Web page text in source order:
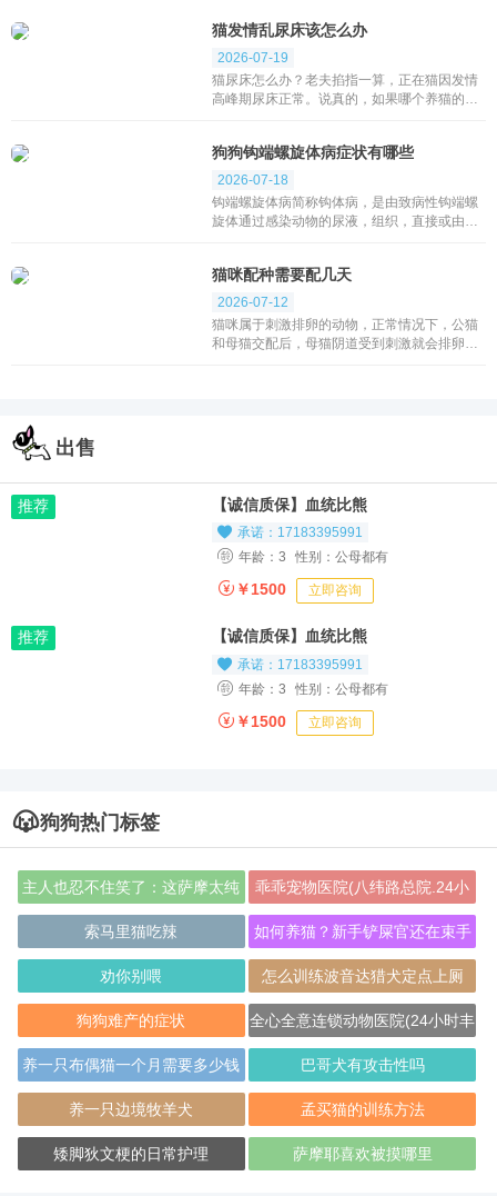
服。 母猫肚...
猫发情乱尿床该怎么办
2026-07-19
猫尿床怎么办？老夫掐指一算，正在猫因发情
高峰期尿床正常。说真的，如果哪个养猫的没
中一大劫难，渡...
狗狗钩端螺旋体病症状有哪些
2026-07-18
钩端螺旋体病简称钩体病，是由致病性钩端螺
旋体通过感染动物的尿液，组织，直接或由感
径钩端螺旋...
猫咪配种需要配几天
2026-07-12
猫咪属于刺激排卵的动物，正常情况下，公猫
和母猫交配后，母猫阴道受到刺激就会排卵，
出售
推荐 【诚信质保】血统比熊
承诺：17183395991
年龄：3
性别：公母都有
￥1500 立即咨询
推荐 【诚信质保】血统比熊
承诺：17183395991
年龄：3
性别：公母都有
￥1500 立即咨询
狗狗热门标签
主人也忍不住笑了：这萨摩太纯
了
乖乖宠物医院(八纬路总院.24小
时)
索马里猫吃辣
如何养猫？新手铲屎官还在束手
无策吗？
劝你别喂
怎么训练波音达猎犬定点上厕
所？
狗狗难产的症状
全心全意连锁动物医院(24小时丰
管路店)
养一只布偶猫一个月需要多少钱 巴哥犬有攻击性吗
养一只边境牧羊犬 孟买猫的训练方法
矮脚狄文梗的日常护理 萨摩耶喜欢被摸哪里